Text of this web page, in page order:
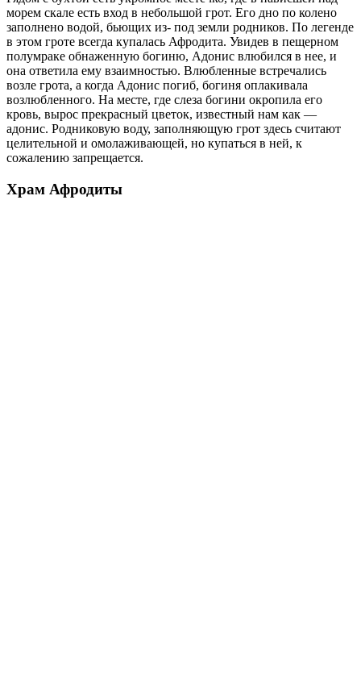
морем скале есть вход в небольшой грот. Его дно по колено
заполнено водой, бьющих из- под земли родников. По легенде
в этом гроте всегда купалась Афродита. Увидев в пещерном
полумраке обнаженную богиню, Адонис влюбился в нее, и
она ответила ему взаимностью. Влюбленные встречались
возле грота, а когда Адонис погиб, богиня оплакивала
возлюбленного. На месте, где слеза богини окропила его
кровь, вырос прекрасный цветок, известный нам как —
адонис. Родниковую воду, заполняющую грот здесь считают
целительной и омолаживающей, но купаться в ней, к
сожалению запрещается.
Храм Афродиты